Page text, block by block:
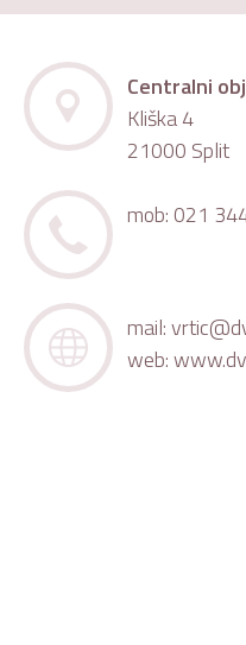
Centralni
Kliška 4
21000 Split
mob: 021
mail:
web: